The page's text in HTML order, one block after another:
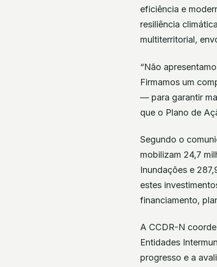
eficiência e
resiliência
multiterritorial,
“Não
Firmamos um
— para garantir
que o Plano de
Segundo o
mobilizam 24,7
Inundações e
estes
financiamento,
A CCDR-N
Entidades
progresso e a